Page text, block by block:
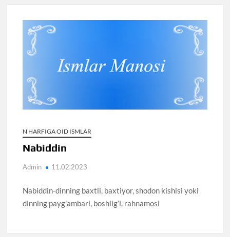
N HARFIGA OID ISMLAR
Nabiddin
Admin 11.02.2023
Nabiddin-dinning baxtli, baxtiyor, shodon kishisi yoki
dinning payg’ambari, boshlig’i, rahnamosi